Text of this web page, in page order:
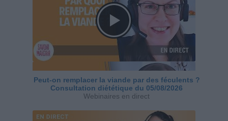
Peut-on remplacer la viande par des féculents ?
Consultation diététique du 05/08/2026
Webinaires en direct